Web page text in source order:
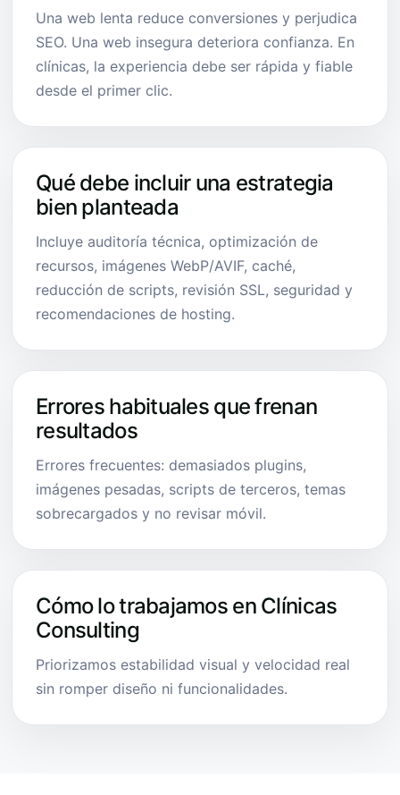
Una web lenta reduce conversiones y perjudica
SEO. Una web insegura deteriora confianza. En
clínicas, la experiencia debe ser rápida y fiable
desde el primer clic.
Qué debe incluir una estrategia
bien planteada
Incluye auditoría técnica, optimización de
recursos, imágenes WebP/AVIF, caché,
reducción de scripts, revisión SSL, seguridad y
recomendaciones de hosting.
Errores habituales que frenan
resultados
Errores frecuentes: demasiados plugins,
imágenes pesadas, scripts de terceros, temas
sobrecargados y no revisar móvil.
Cómo lo trabajamos en Clínicas
Consulting
Priorizamos estabilidad visual y velocidad real
sin romper diseño ni funcionalidades.